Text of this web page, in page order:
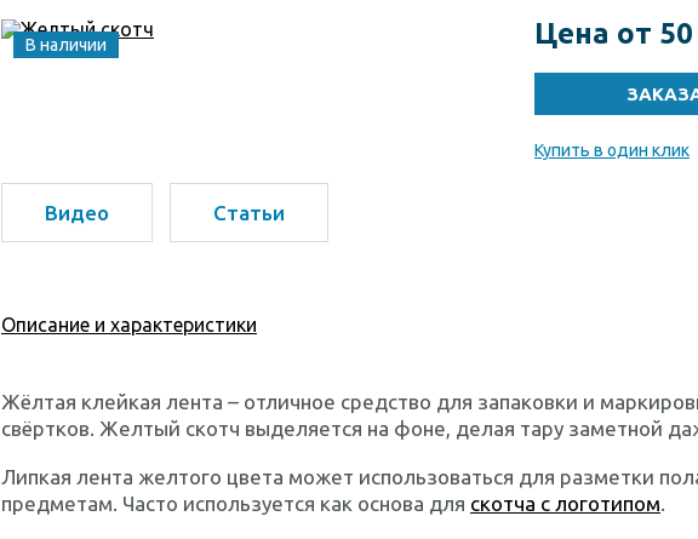
В наличии Цена от
Купить в один клик
Видео Статьи
Описание и характеристики
Жёлтая клейкая лента – отличное средство для запаковки и
свёртков. Желтый скотч выделяется на фоне, делая тару заметной
Липкая лента желтого цвета может использоваться для разметки
предметам. Часто используется как основа для скотча с логотипом.